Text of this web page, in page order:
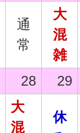
通
常
大
混
雑
28
29
大
混
休